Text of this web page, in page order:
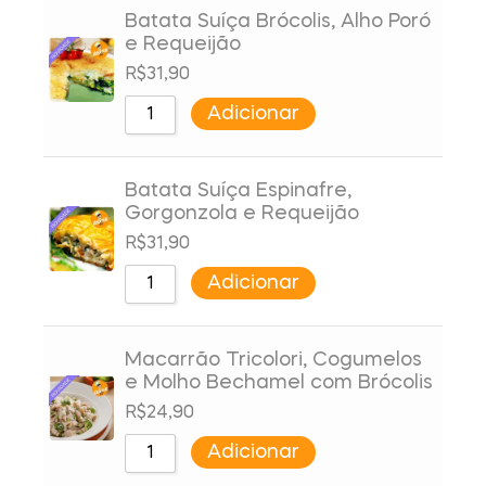
Batata Suíça Brócolis, Alho Poró
e Requeijão
R$31,90
Adicionar
Batata Suíça Espinafre,
Gorgonzola e Requeijão
R$31,90
Adicionar
Macarrão Tricolori, Cogumelos
e Molho Bechamel com Brócolis
R$24,90
Adicionar